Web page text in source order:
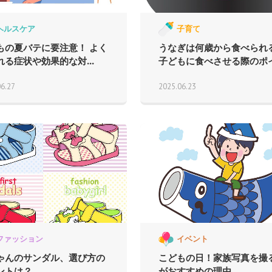
ルスケア
の夏バテに要注意！ よく
る症状や効果的な対...
子育て
うなぎは何歳から食べられ
子どもに食べさせる際のポ
2025.06.23
ァッション
んのサンダル、選び方の
イベント
こどもの日！家族写真を撮